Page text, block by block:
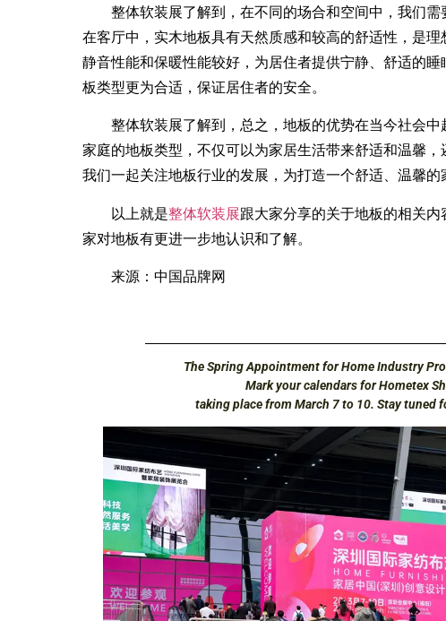
整体软装展了解到，在不同的场合和空间中，我们需
在客厅中，实木地板具有天然质感和较高的舒适性，是
静音性能和保暖性能较好，为居住者提供宁静、舒适的
板类型更为合适，保证居住者的安全。
整体软装展了解到，总之，地板的优势在当今社会中
家庭的地板类型，不仅可以为家居生活带来舒适和温馨
我们一起关注地板行业的发展，为打造一个舒适、温馨的
以上就是整体软装展跟大家分享的关于地板的相关
家对地板有更进一步地认识和了解。
来源：中国品牌网
The Spring Appointment for Home Industry
Mark your calendars for Hometex
taking place from March 7 to 10. Stay tuned